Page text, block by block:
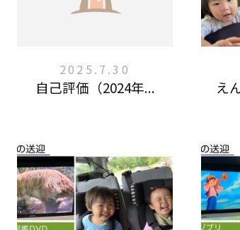
2025.7.30
自己評価（2024年... え